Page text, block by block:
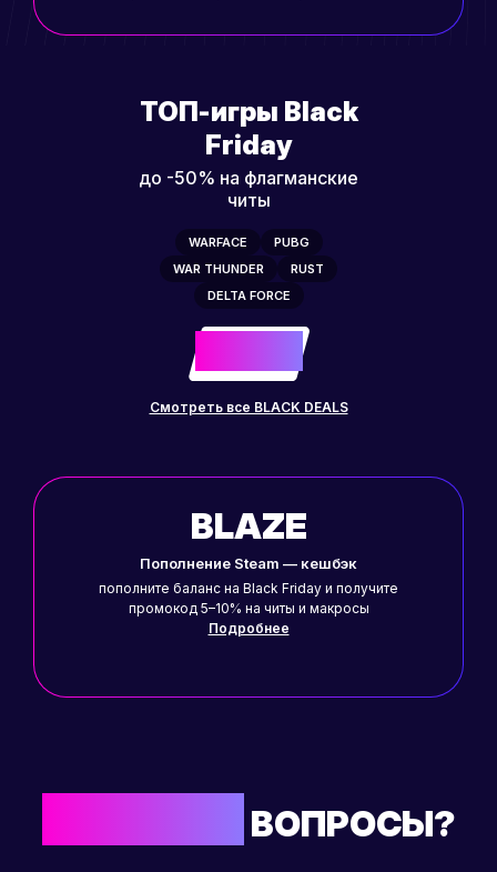
ТОП-игры Black
Friday
до -50% на флагманские
читы
WARFACE
PUBG
WAR THUNDER
RUST
DELTA FORCE
до
Смотреть все BLACK DEALS
BLAZE
Пополнение Steam — кешбэк
пополните баланс на Black Friday и получите
промокод 5–10% на читы и макросы
Подробнее
ВОПРОСЫ?